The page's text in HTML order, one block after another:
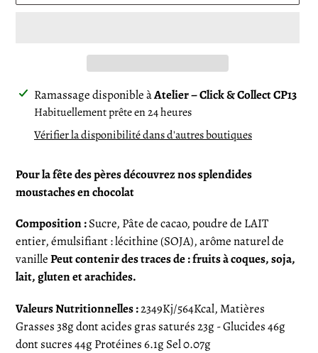
Ajout
d'un
produit
panier
Ramassage disponible àAtelier – Click & Collect CP13
Habituellement prête en 24 heures
Vérifier la disponibilité dans d'autres boutiques
Pour la fête des pères découvrez nos splendides
moustaches en chocolat
Composition :Sucre, Pâte de cacao, poudre de LAIT
entier, émulsifiant : lécithine (SOJA), arôme naturel de
vanillePeut contenir des traces de : fruits à coques, soja,
lait, gluten et arachides.
Valeurs Nutritionnelles :2349Kj/564Kcal, Matières
Grasses 38g dont acides gras saturés 23g - Glucides 46g
dont sucres 44g Protéines 6.1g Sel 0.07g